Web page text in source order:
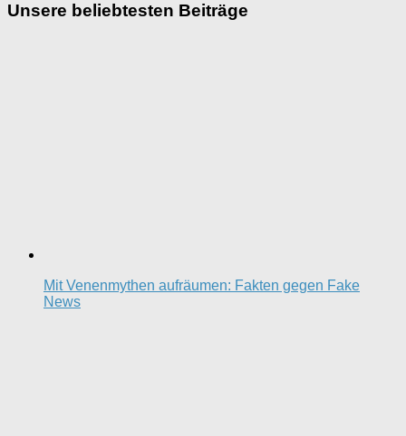
Unsere beliebtesten Beiträge
Mit Venenmythen aufräumen: Fakten gegen Fake
News